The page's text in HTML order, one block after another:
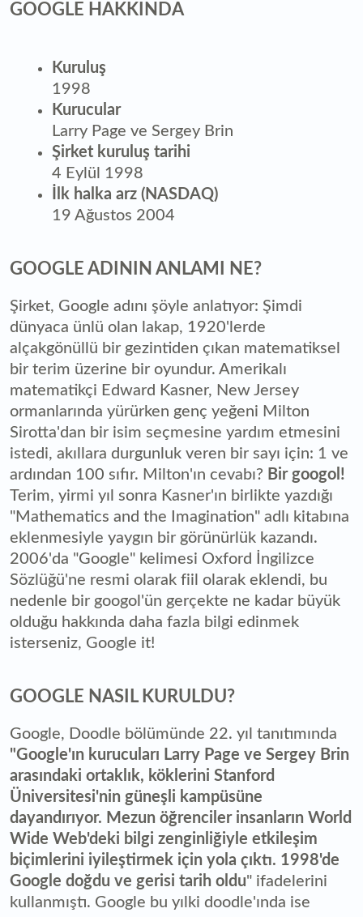
GOOGLE HAKKINDA
Kuruluş
1998
Kurucular
Larry Page ve Sergey Brin
Şirket kuruluş tarihi
4 Eylül 1998
İlk halka arz (NASDAQ)
19 Ağustos 2004
GOOGLE ADININ ANLAMI NE?
Şirket, Google adını şöyle anlatıyor: Şimdi
dünyaca ünlü olan lakap, 1920'lerde
alçakgönüllü bir gezintiden çıkan matematiksel
bir terim üzerine bir oyundur. Amerikalı
matematikçi Edward Kasner, New Jersey
ormanlarında yürürken genç yeğeni Milton
Sirotta'dan bir isim seçmesine yardım etmesini
istedi, akıllara durgunluk veren bir sayı için: 1 ve
ardından 100 sıfır. Milton'ın cevabı? Bir googol!
Terim, yirmi yıl sonra Kasner'ın birlikte yazdığı
"Mathematics and the Imagination" adlı kitabına
eklenmesiyle yaygın bir görünürlük kazandı.
2006'da "Google" kelimesi Oxford İngilizce
Sözlüğü'ne resmi olarak fiil olarak eklendi, bu
nedenle bir googol'ün gerçekte ne kadar büyük
olduğu hakkında daha fazla bilgi edinmek
isterseniz, Google it!
GOOGLE NASIL KURULDU?
Google, Doodle bölümünde 22. yıl tanıtımında
"Google'ın kurucuları Larry Page ve Sergey Brin
arasındaki ortaklık, köklerini Stanford
Üniversitesi'nin güneşli kampüsüne
dayandırıyor. Mezun öğrenciler insanların World
Wide Web'deki bilgi zenginliğiyle etkileşim
biçimlerini iyileştirmek için yola çıktı. 1998'de
Google doğdu ve gerisi tarih oldu" ifadelerini
kullanmıştı. Google bu yılki doodle'ında ise